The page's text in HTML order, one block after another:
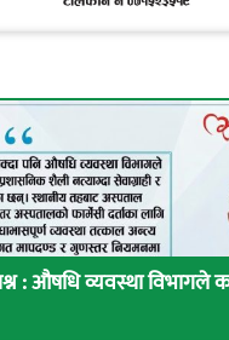
: औषधि व्यवस्था विभागले